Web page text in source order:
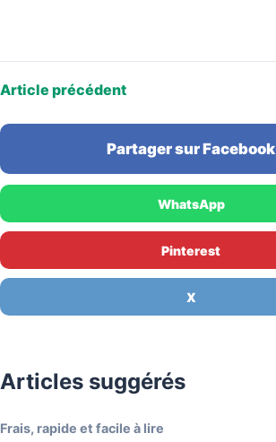
Article précédent
Partager sur Facebook
WhatsApp
Pinterest
X
Articles suggérés
Frais, rapide et facile à lire